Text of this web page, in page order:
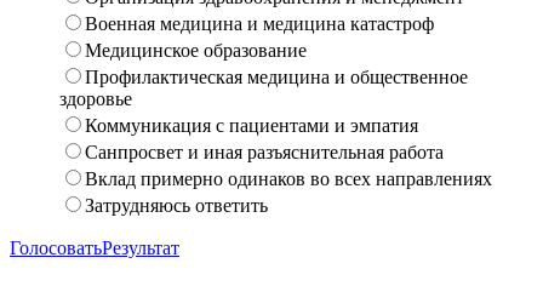
Военная медицина и медицина катастроф
Медицинское образование
Профилактическая медицина и общественное
здоровье
Коммуникация с пациентами и эмпатия
Санпросвет и иная разъяснительная работа
Вклад примерно одинаков во всех направлениях
Затрудняюсь ответить
ГолосоватьРезультат